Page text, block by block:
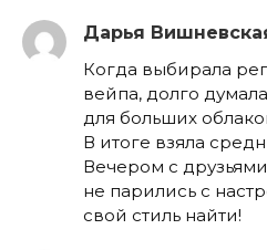
Дарья
Когда выбирала
вейпа, долго
для больших
В итоге взяла
Вечером с
не парились с
свой стиль найти!